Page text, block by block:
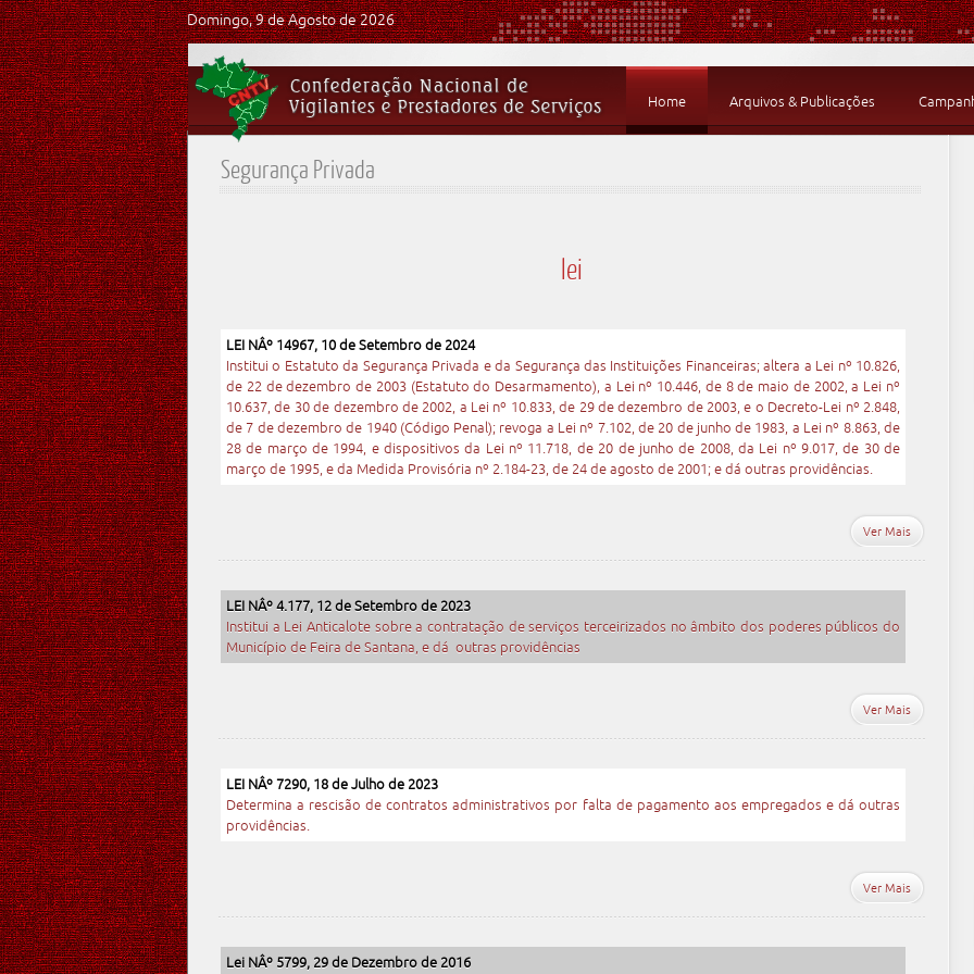
Domingo, 9 de Agosto de 2026
Home Arquivos & Publicações
Segurança Privada
lei
LEI NÂº 14967, 10 de Setembro de 2024
Institui o Estatuto da Segurança Privada e da Segurança das Instituições Financeiras; altera a Lei nº 10.826,
de 22 de dezembro de 2003 (Estatuto do Desarmamento), a Lei nº 10.446, de 8 de maio de 2002, a Lei nº
10.637, de 30 de dezembro de 2002, a Lei nº 10.833, de 29 de dezembro de 2003, e o Decreto-Lei nº 2.848,
de 7 de dezembro de 1940 (Código Penal); revoga a Lei nº 7.102, de 20 de junho de 1983, a Lei nº 8.863, de
28 de março de 1994, e dispositivos da Lei nº 11.718, de 20 de junho de 2008, da Lei nº 9.017, de 30 de
março de 1995, e da Medida Provisória nº 2.184-23, de 24 de agosto de 2001; e dá outras providências.
Ver Mais
LEI NÂº 4.177, 12 de Setembro de 2023
Institui a Lei Anticalote sobre a contratação de serviços terceirizados no âmbito dos poderes públicos do
Município de Feira de Santana, e dá outras providências
Ver Mais
LEI NÂº 7290, 18 de Julho de 2023
Determina a rescisão de contratos administrativos por falta de pagamento aos empregados e dá outras
providências.
Ver Mais
Lei NÂº 5799, 29 de Dezembro de 2016